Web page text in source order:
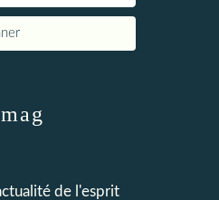
de l'esprit